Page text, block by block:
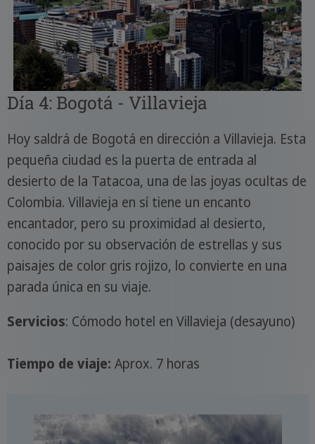
Día 4: Bogotá - Villavieja
Hoy saldrá de Bogotá en dirección a Villavieja. Esta
pequeña ciudad es la puerta de entrada al
desierto de la Tatacoa, una de las joyas ocultas de
Colombia. Villavieja en sí tiene un encanto
encantador, pero su proximidad al desierto,
conocido por su observación de estrellas y sus
paisajes de color gris rojizo, lo convierte en una
parada única en su viaje.
Servicios: Cómodo hotel en Villavieja (desayuno)
Tiempo de viaje: Aprox. 7 horas